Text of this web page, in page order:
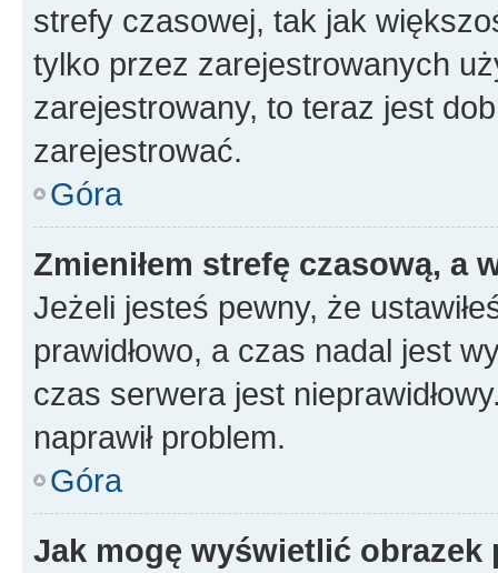
strefy czasowej, tak jak
tylko przez zarejestrowanych
zarejestrowany, to teraz jest
zarejestrować.
Góra
Zmieniłem strefę czasową, a
Jeżeli jesteś pewny, że
prawidłowo, a czas nadal jest
czas serwera jest
naprawił problem.
Góra
Jak mogę wyświetlić